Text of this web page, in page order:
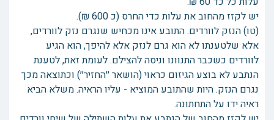
יש לקזז מהחוב את עלות כדי החרס (כ 600 ₪).
(טו) הנזק לוורדים. התובע אינו מכחיש שנגרם נזק לוורדים,
אלא שלטענתו לא הוא גרם לנזק אלא להיפך, הוא הגיע
לוורדים כשכבר התנוונו וניסה להצילם. לעומת זאת, לטענת
הנתבע לא בוצע הגיזום כראוי (הושאר ׳׳החזיר׳׳) וכתוצאה מכך
נגרם הנזק. היות שהתובע המוציא - עליו הראיה. משלא הביא
ראיה ידו על התחתונה.